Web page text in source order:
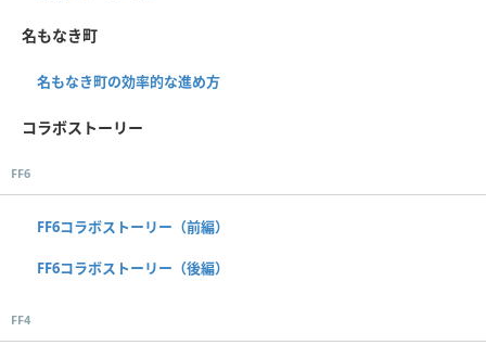
名もなき町
名もなき町の効率的な進め方
コラボストーリー
FF6
FF6コラボストーリー（前編）
FF6コラボストーリー（後編）
FF4